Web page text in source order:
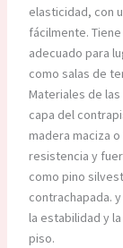
elasticidad, con
fácilmente.
adecuado para
como salas de
Materiales de
capa del
madera maciza
resistencia y
como pino
contrachapada.
la estabilidad y
piso.